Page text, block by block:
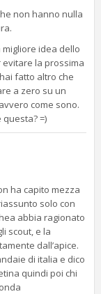
non hanno nulla
idea dello
la prossima
fatto altro che
a zero su un
come sono.
=)
ha capito mezza
solo con
abbia ragionato
scout, e la
dall’apice.
di italia e dico
quindi poi chi